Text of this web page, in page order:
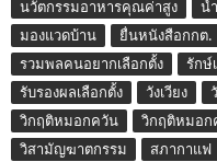
นวัตกรรมอาหารคุณค่าสูง
น้
มองแวดบ้าน
ยื่นหนังสือกกต.
รวมพลคนอยากเลือกตั้ง
รักษ์
รับรองผลเลือกตั้ง
วังเวียง
วิกฤติหมอกควัน
วิกฤติหมอก
วิสามัญฆาตกรรม
สภากาแฟ